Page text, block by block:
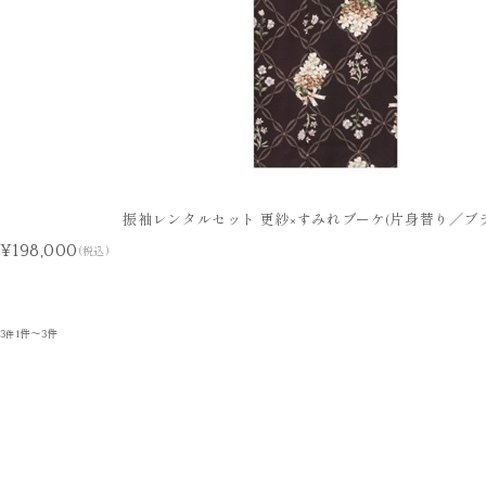
振袖レンタルセット 更紗×すみれブーケ(片身替り／ブ
¥198,000 (税込)
3件 1件～3件